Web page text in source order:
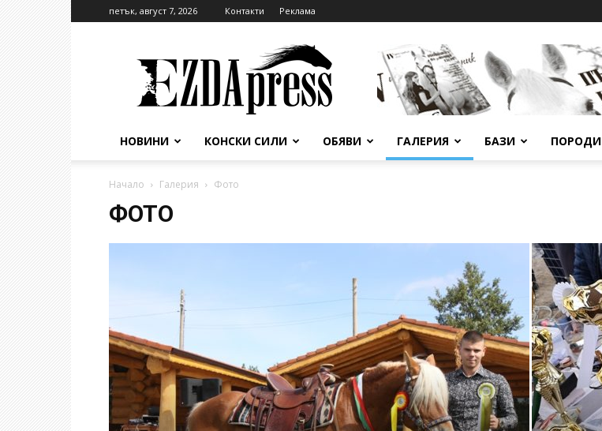
петък, август 7, 2026 Контакти Реклама
НОВИНИ КОНСКИ СИЛИ ОБЯВИ ГАЛЕРИЯ БАЗИ ПОРОДИ
Начало Галерия Фото
ФОТО